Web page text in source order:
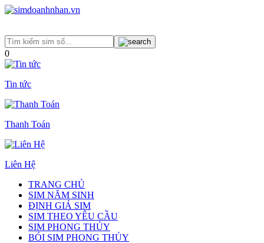
0
Tin tức
Thanh Toán
Liên Hệ
TRANG CHỦ
SIM NĂM SINH
ĐỊNH GIÁ SIM
SIM THEO YÊU CẦU
SIM PHONG THỦY
BÓI SIM PHONG THỦY